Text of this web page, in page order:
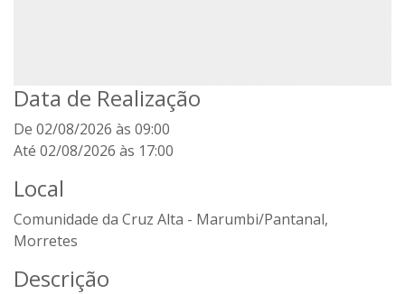
Data de Realização
De 02/08/2026 às 09:00
Até 02/08/2026 às 17:00
Local
Comunidade da Cruz Alta - Marumbi/Pantanal,
Morretes
Descrição